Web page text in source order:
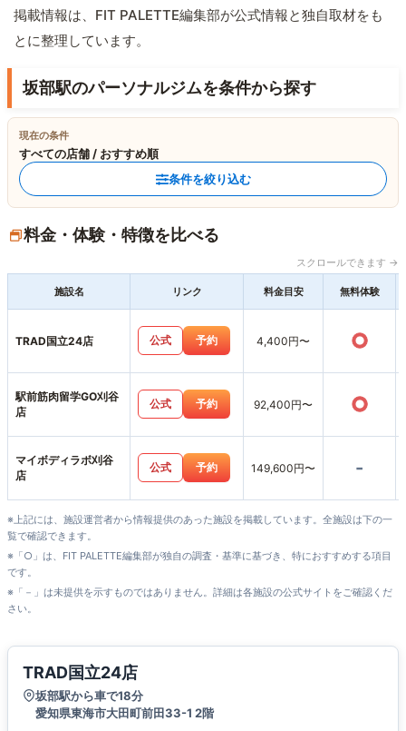
掲載情報は、FIT PALETTE編集部が公式情報と独自取材をも
とに整理しています。
坂部駅のパーソナルジムを条件から探す
現在の条件
すべての店舗 / おすすめ順
条件を絞り込む
料金・体験・特徴を比べる
スクロールできます →
施設名 リンク 料金目安 無料体験
TRAD国立24店 公式 予約 4,400円〜 ○
駅前筋肉留学GO刈谷
店
公式 予約 92,400円〜 ○
マイボディラボ刈谷
店
公式 予約 149,600円〜 -
※上記には、施設運営者から情報提供のあった施設を掲載しています。全施設は下の一
覧で確認できます。
※「○」は、FIT PALETTE編集部が独自の調査・基準に基づき、特におすすめする項目
です。
※「－」は未提供を示すものではありません。詳細は各施設の公式サイトをご確認くだ
さい。
TRAD国立24店
坂部駅から車で18分
愛知県東海市大田町前田33-1 2階